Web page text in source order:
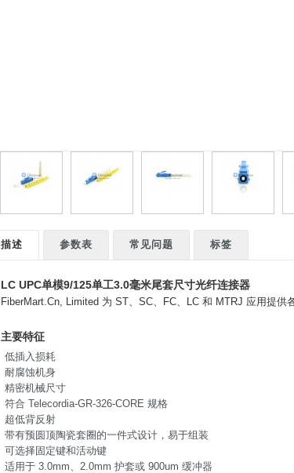
描述 参数表 常见问题 标签
LC UPC单模9/125单工3.0毫米尾套尺寸光纤连接器
FiberMart.Cn, Limited 为 ST、SC、FC、LC 和 MTRJ 应用提供
主要特征
低插入损耗
耐腐蚀机身
精密机械尺寸
符合 Telecordia-GR-326-CORE 规格
超低背反射
带有预圆顶陶瓷套圈的一件式设计，易于组装
可选择固定键和活动键
适用于 3.0mm、2.0mm 护套或 900um 缓冲器